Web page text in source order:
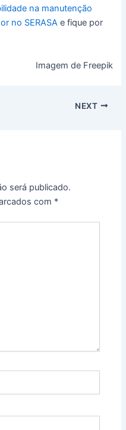
na manutenção
no SERASA e fique por
Imagem de Freepik
NEXT
será publicado.
com *